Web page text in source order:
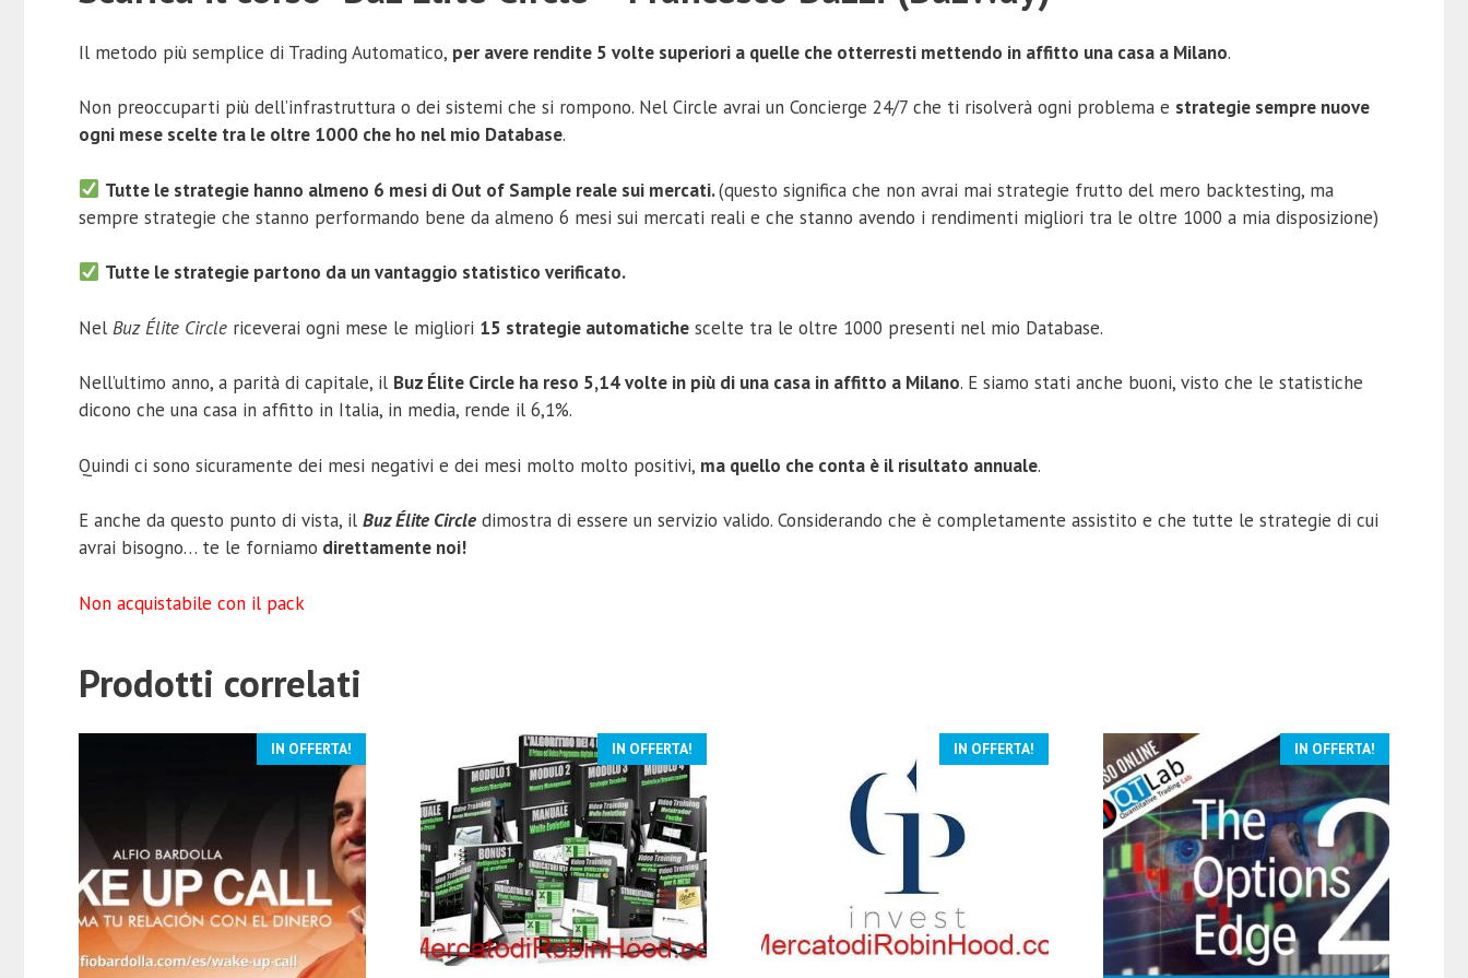
Il metodo più semplice di Trading Automatico, per avere rendite 5 volte superiori a quelle che otterresti mettendo in affitto una casa a Milano.
Non preoccuparti più dell’infrastruttura o dei sistemi che si rompono. Nel Circle avrai un Concierge 24/7 che ti risolverà ogni problema e strategie sempre nuove
ogni mese scelte tra le oltre 1000 che ho nel mio Database.
Tutte le strategie hanno almeno 6 mesi di Out of Sample reale sui mercati.(questo significa che non avrai mai strategie frutto del mero backtesting, ma
sempre strategie che stanno performando bene da almeno 6 mesi sui mercati reali e che stanno avendo i rendimenti migliori tra le oltre 1000 a mia disposizione)
Tutte le strategie partono da un vantaggio statistico verificato.
Nel Buz Élite Circle riceverai ogni mese le migliori 15 strategie automatiche scelte tra le oltre 1000 presenti nel mio Database.
Nell’ultimo anno, a parità di capitale, il Buz Élite Circle ha reso 5,14 volte in più di una casa in affitto a Milano. E siamo stati anche buoni, visto che le statistiche
dicono che una casa in affitto in Italia, in media, rende il 6,1%.
Quindi ci sono sicuramente dei mesi negativi e dei mesi molto molto positivi, ma quello che conta è il risultato annuale.
E anche da questo punto di vista, il Buz Élite Circle dimostra di essere un servizio valido. Considerando che è completamente assistito e che tutte le strategie di cui
avrai bisogno… te le forniamo direttamente noi!
Non acquistabile con il pack
Prodotti correlati
IN OFFERTA! IN OFFERTA! IN OFFERTA! IN OFFERTA!